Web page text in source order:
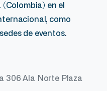
en el
como
de eventos.
306 Ala Norte Plaza